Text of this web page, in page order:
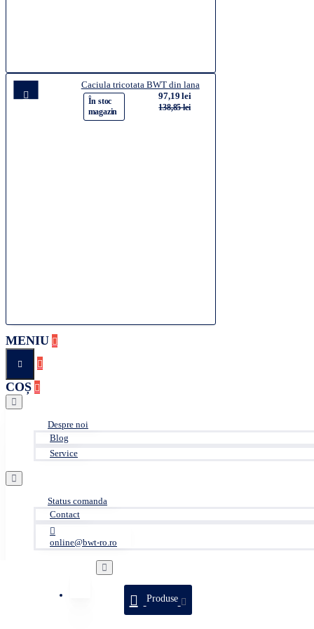
Caciula tricotata BWT din lana
În stoc
magazin
97,19 lei
138,85 lei
MENIU
COȘ
Despre noi
Blog
Service
Status comanda
Contact
online@bwt-ro.ro
Produse